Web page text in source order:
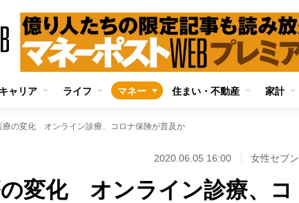
キャリア ライフ マネー 住まい・不動産 家計
療の変化 オンライン診療、コロナ保険が普及か
2020.06.05 16:00 女性セブン
変化 オンライン診療、コ